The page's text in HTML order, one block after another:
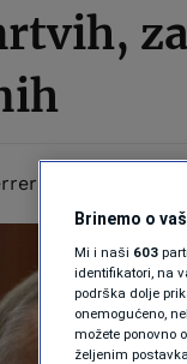
Gotić
Brinemo o
Mi i naši 603
identifikatori, na
podrška dolje
onemogućeno,
možete ponovno
željenim